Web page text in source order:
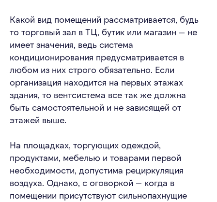
Какой вид помещений рассматривается, будь
то торговый зал в ТЦ, бутик или магазин — не
имеет значения, ведь система
кондиционирования предусматривается в
любом из них строго обязательно. Если
организация находится на первых этажах
здания, то вентсистема все так же должна
быть самостоятельной и не зависящей от
этажей выше.
На площадках, торгующих одеждой,
продуктами, мебелью и товарами первой
необходимости, допустима рециркуляция
воздуха. Однако, с оговоркой — когда в
помещении присутствуют сильнопахнущие